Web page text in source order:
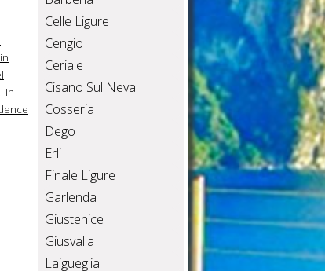
in
Celle Ligure
Cengio
Ceriale
Cisano Sul Neva
Cosseria
Dego
Erli
Finale Ligure
Garlenda
Giustenice
Giusvalla
Laigueglia